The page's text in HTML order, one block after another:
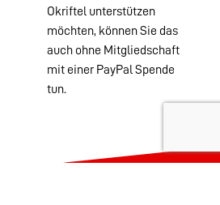
Okriftel unterstützen
möchten, können Sie das
auch ohne Mitgliedschaft
mit einer PayPal Spende
tun.